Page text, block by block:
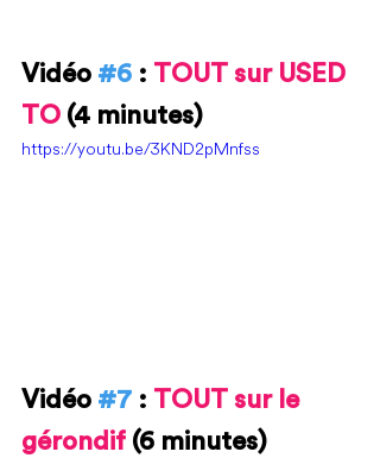
Vidéo #6 : TOUT sur USED
TO (4 minutes)
https://youtu.be/3KND2pMnfss
Vidéo #7 : TOUT sur le
gérondif (6 minutes)